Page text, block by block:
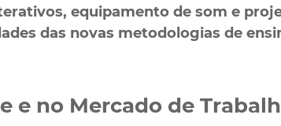
equipamento de som e
das novas metodologias de
e no Mercado de